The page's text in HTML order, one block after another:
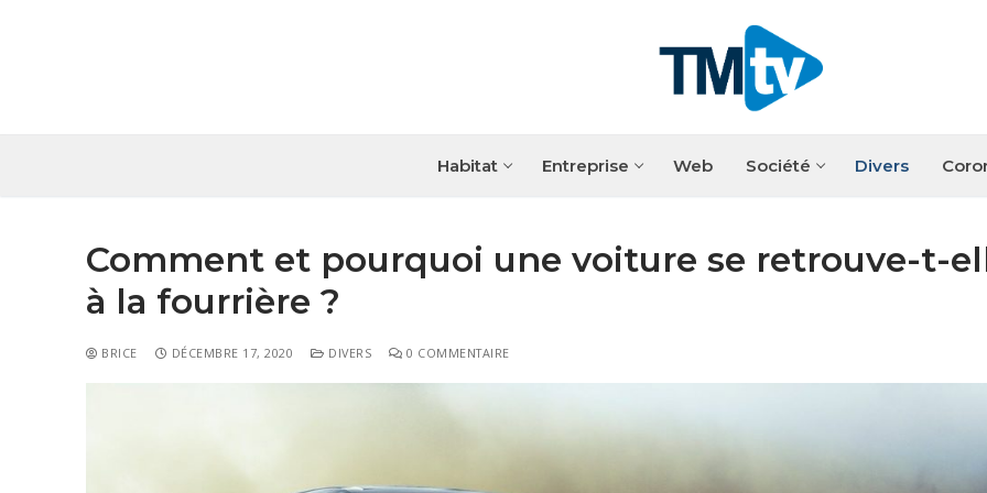
Habitat Entreprise Web Société Divers
Comment et pourquoi une voiture se retrouve-t-
à la fourrière ?
BRICE DÉCEMBRE 17, 2020 DIVERS 0 COMMENTAIRE